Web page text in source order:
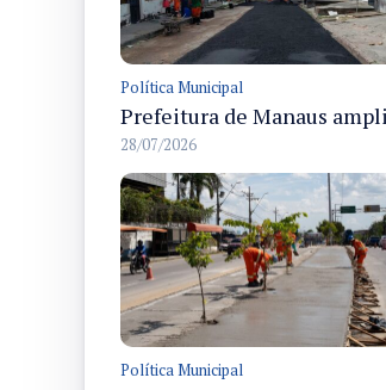
Política Municipal
28/07/2026
Política Municipal